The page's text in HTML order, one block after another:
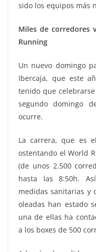
sido los equipos más
Miles de corredores
Running
Un nuevo domingo
Ibercaja, que este
tenido que
segundo domingo
ocurre.
La carrera, que es
ostentando el World
(de unos 2.500
hasta las 8:50h.
medidas sanitarias y
oleadas han estado
una de ellas ha
a los boxes de 500